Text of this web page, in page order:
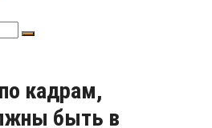
кадрам,
быть в